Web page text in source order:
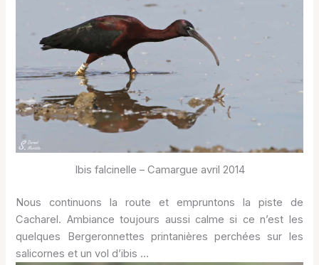
Ibis falcinelle – Camargue avril 2014
Nous continuons la route et empruntons la piste de
Cacharel. Ambiance toujours aussi calme si ce n’est les
quelques Bergeronnettes printanières perchées sur les
salicornes et un vol d’ibis …